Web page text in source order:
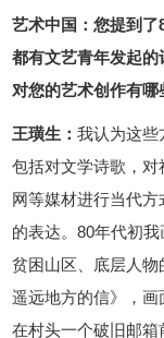
艺术中国：您提到
都有文艺青年发起
对您的艺术创作有哪
王璜生：我认为这些
包括对文学诗歌，
网等媒材进行当代
的表达。80年代初
贫困山区、底层人
遥远地方的信》，画
在村头一个破旧邮